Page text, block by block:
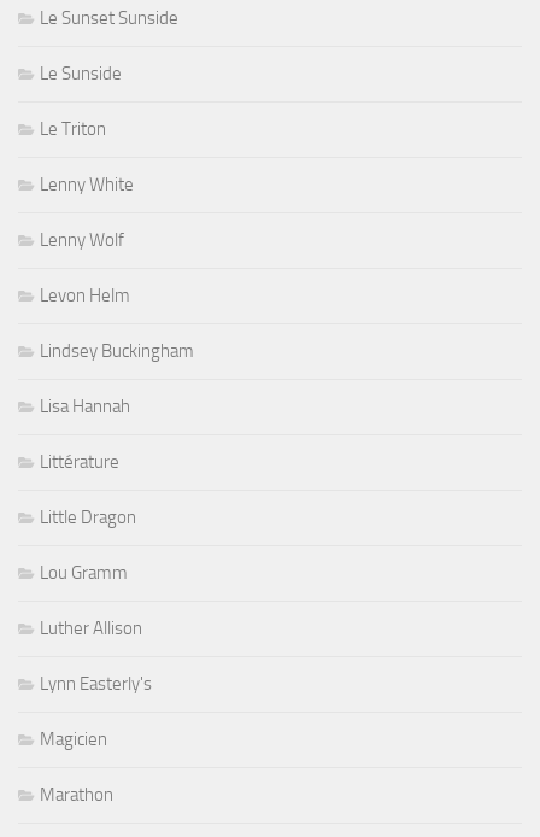
Le Sunset Sunside
Le Sunside
Le Triton
Lenny White
Lenny Wolf
Levon Helm
Lindsey Buckingham
Lisa Hannah
Littérature
Little Dragon
Lou Gramm
Luther Allison
Lynn Easterly's
Magicien
Marathon